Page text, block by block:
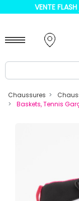
VENTE FLASH
Chaussures
Baskets, Tennis